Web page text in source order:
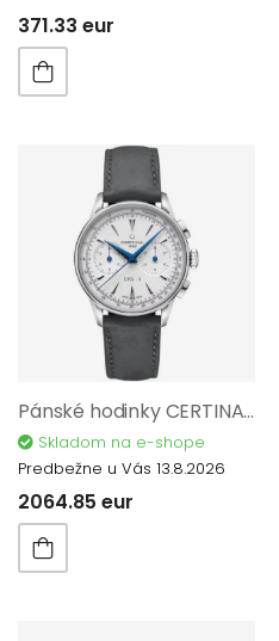
371.33 eur
Pánské hodinky CERTINA DS-1 Chronograph Automatic C029.462.16.011.00
Skladom na e-shope
Predbežne u Vás 13.8.2026
2064.85 eur